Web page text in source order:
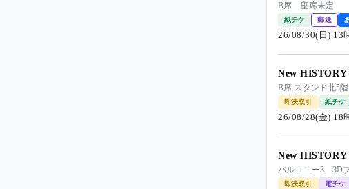
B席 座席未定
紙チケ 郵送
26/08/30(日) 13
New
B席 スタンド北5
即決取引 紙チケ
26/08/28(金) 18
New
バルコニー3 3D
即決取引 電チケ